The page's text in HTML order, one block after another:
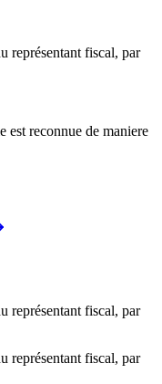
représentant fiscal, par
est reconnue de maniere
représentant fiscal, par
représentant fiscal, par